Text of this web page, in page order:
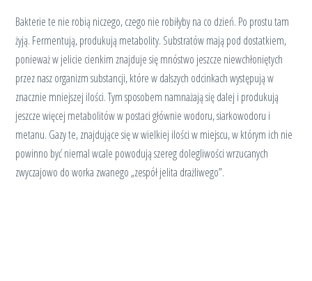
Bakterie te nie robią niczego, czego nie robiłyby na co dzień. Po prostu tam
żyją. Fermentują, produkują metabolity. Substratów mają pod dostatkiem,
ponieważ w jelicie cienkim znajduje się mnóstwo jeszcze niewchłoniętych
przez nasz organizm substancji, które w dalszych odcinkach występują w
znacznie mniejszej ilości. Tym sposobem namnażają się dalej i produkują
jeszcze więcej metabolitów w postaci głównie wodoru, siarkowodoru i
metanu. Gazy te, znajdujące się w wielkiej ilości w miejscu, w którym ich nie
powinno być niemal wcale powodują szereg dolegliwości wrzucanych
zwyczajowo do worka zwanego „zespół jelita drażliwego”.